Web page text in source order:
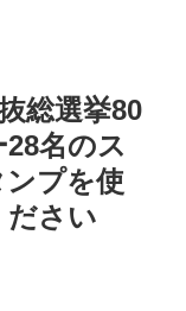
総選挙80
名のス
プを使
ださい